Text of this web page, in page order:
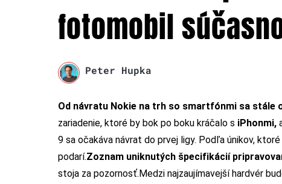
fotomobil
Peter Hupka
Od návratu Nokie na trh so smartfónmi sa stále
zariadenie, ktoré by bok po boku kráčalo s iPhonmi,
9 sa očakáva návrat do prvej ligy. Podľa únikov,
podarí.Zoznam uniknutých špecifikácií
stoja za pozornosť. Medzi najzaujímavejší hardvér